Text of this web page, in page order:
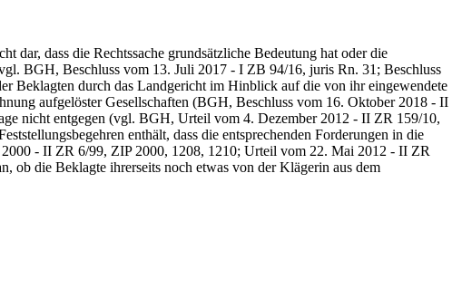
dass die Rechtssache grundsätzliche Bedeutung hat oder die
BGH, Beschluss vom 13. Juli 2017 - I ZB 94/16, juris Rn. 31; Beschluss
Beklagten durch das Landgericht im Hinblick auf die von ihr eingewendete
aufgelöster Gesellschaften (BGH, Beschluss vom 16. Oktober 2018 - II
nicht entgegen (vgl. BGH, Urteil vom 4. Dezember 2012 - II ZR 159/10,
enthält, dass die entsprechenden Forderungen in die
- II ZR 6/99, ZIP 2000, 1208, 1210; Urteil vom 22. Mai 2012 - II ZR
ob die Beklagte ihrerseits noch etwas von der Klägerin aus dem